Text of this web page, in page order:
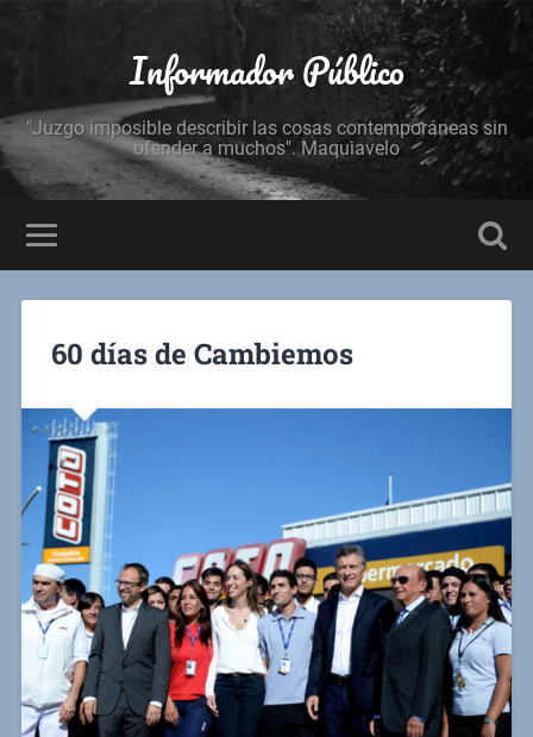
Informador Público
"Juzgo imposible describir las cosas contemporáneas sin
ofender a muchos". Maquiavelo
60 días de Cambiemos